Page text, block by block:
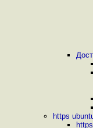
https